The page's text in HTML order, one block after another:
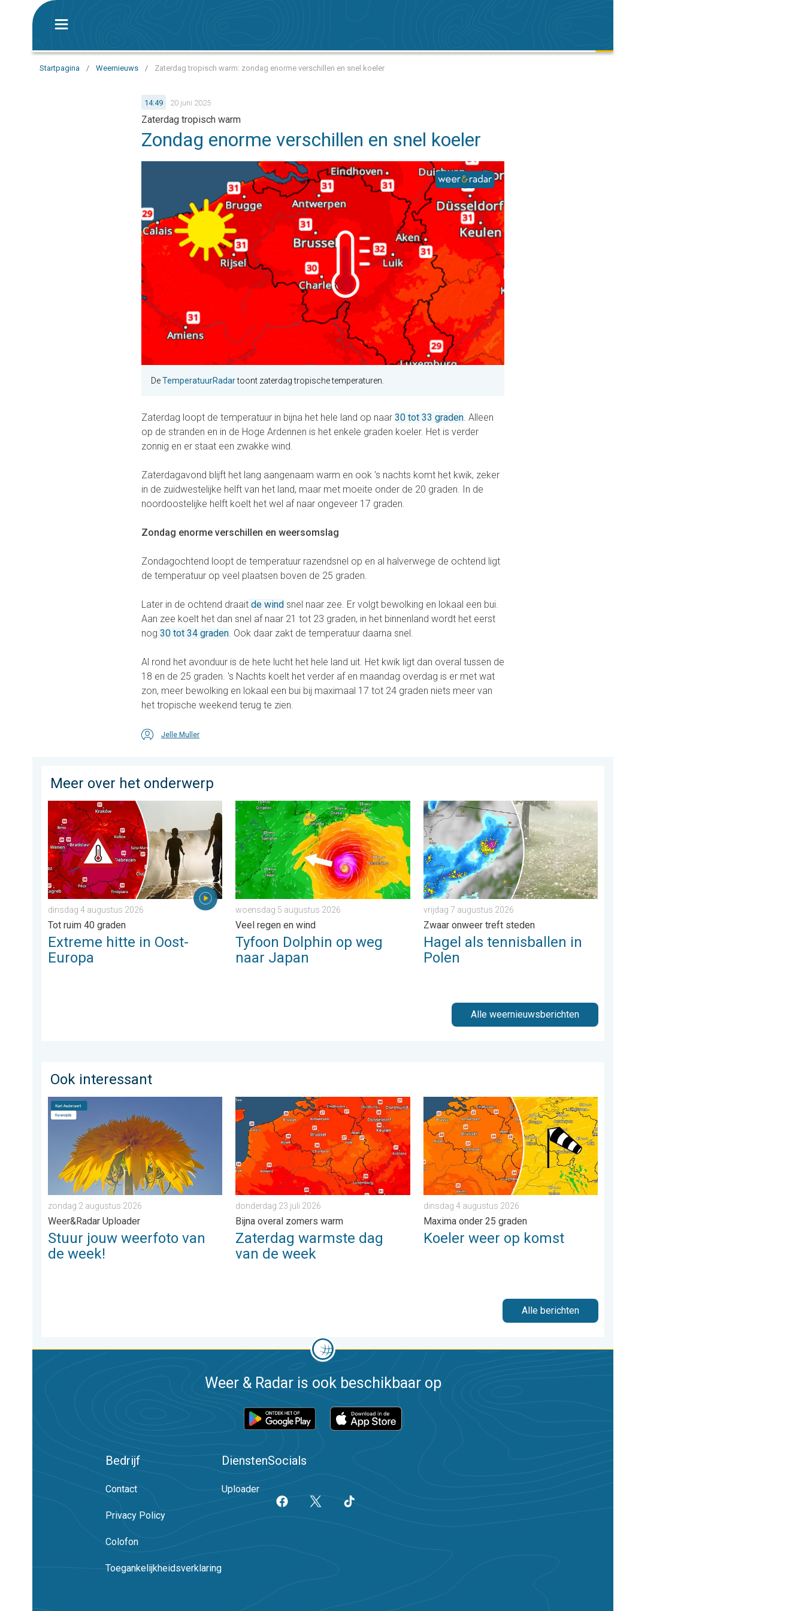
Startpagina / Weernieuws / Zaterdag tropisch warm: zondag enorme verschillen en snel koeler
14:49 20 juni 2025
Zaterdag tropisch warm
Zondag enorme verschillen en snel koeler
DeTemperatuurRadartoont zaterdag tropische temperaturen.
Zaterdag loopt de temperatuur in bijna het hele land op naar 30 tot 33 graden. Alleen
op de stranden en in de Hoge Ardennen is het enkele graden koeler. Het is verder
zonnig en er staat een zwakke wind.
Zaterdagavond blijft het lang aangenaam warm en ook 's nachts komt het kwik, zeker
in de zuidwestelijke helft van het land, maar met moeite onder de 20 graden. In de
noordoostelijke helft koelt het wel af naar ongeveer 17 graden.
Zondag enorme verschillen en weersomslag
Zondagochtend loopt de temperatuur razendsnel op en al halverwege de ochtend ligt
de temperatuur op veel plaatsen boven de 25 graden.
Later in de ochtend draait de wind snel naar zee. Er volgt bewolking en lokaal een bui.
Aan zee koelt het dan snel af naar 21 tot 23 graden, in het binnenland wordt het eerst
nog 30 tot 34 graden. Ook daar zakt de temperatuur daarna snel.
Al rond het avonduur is de hete lucht het hele land uit. Het kwik ligt dan overal tussen de
18 en de 25 graden. 's Nachts koelt het verder af en maandag overdag is er met wat
zon, meer bewolking en lokaal een bui bij maximaal 17 tot 24 graden niets meer van
het tropische weekend terug te zien.
Jelle Muller
Meer over het onderwerp
Extreme hitte in Oost-Europa. Tot ruim 40 graden. . . dinsdag 4 augustus 2026
dinsdag 4 augustus 2026
Tot ruim 40 graden
Extreme hitte in Oost-
Europa
Tyfoon Dolphin op weg naar Japan. Veel regen en wind. . . woensdag 5 augustus 2026
woensdag 5 augustus 2026
Veel regen en wind
Tyfoon Dolphin op weg
naar Japan
Hagel als tennisballen in Polen. Zwaar onweer treft steden. . . vrijdag 7 augustus 2026
vrijdag 7 augustus 2026
Zwaar onweer treft steden
Hagel als tennisballen in
Polen
Alle weernieuwsberichten
Ook interessant
Stuur jouw weerfoto van de week!. Weer&Radar Uploader. . . zondag 2 augustus 2026
zondag 2 augustus 2026
Weer&Radar Uploader
Stuur jouw weerfoto van
de week!
Zaterdag warmste dag van de week. Bijna overal zomers warm. . . donderdag 23 juli 2026
donderdag 23 juli 2026
Bijna overal zomers warm
Zaterdag warmste dag
van de week
Koeler weer op komst. Maxima onder 25 graden. . . dinsdag 4 augustus 2026
dinsdag 4 augustus 2026
Maxima onder 25 graden
Koeler weer op komst
Alle berichten
Weer & Radar is ook beschikbaar op
Bedrijf
Contact
Privacy Policy
Colofon
Toegankelijkheidsverklaring
Diensten
Uploader
Socials